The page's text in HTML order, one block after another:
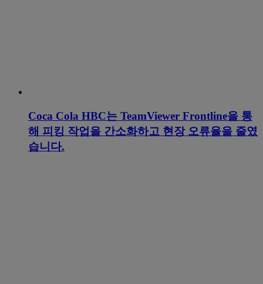
Coca Cola HBC는 TeamViewer Frontline을 통
해 피킹 작업을 간소화하고 현장 오류율을 줄였
습니다.